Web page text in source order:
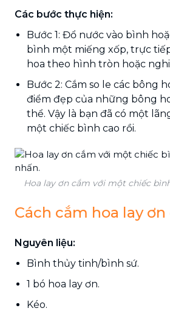
Các bước thực hiện:
Bước 1: Đổ nước vào bình
bình một miếng xốp, trực
hoa theo hình tròn hoặc
Bước 2: Cắm so le các bông
điểm đẹp của những bông
thể. Vậy là bạn đã có một
một chiếc bình cao rồi.
Hoa lay ơn cắm với một chiếc
Cách cắm hoa lay ơn
Nguyên liệu:
Bình thủy tinh/bình sứ.
1 bó hoa lay ơn.
Kéo.